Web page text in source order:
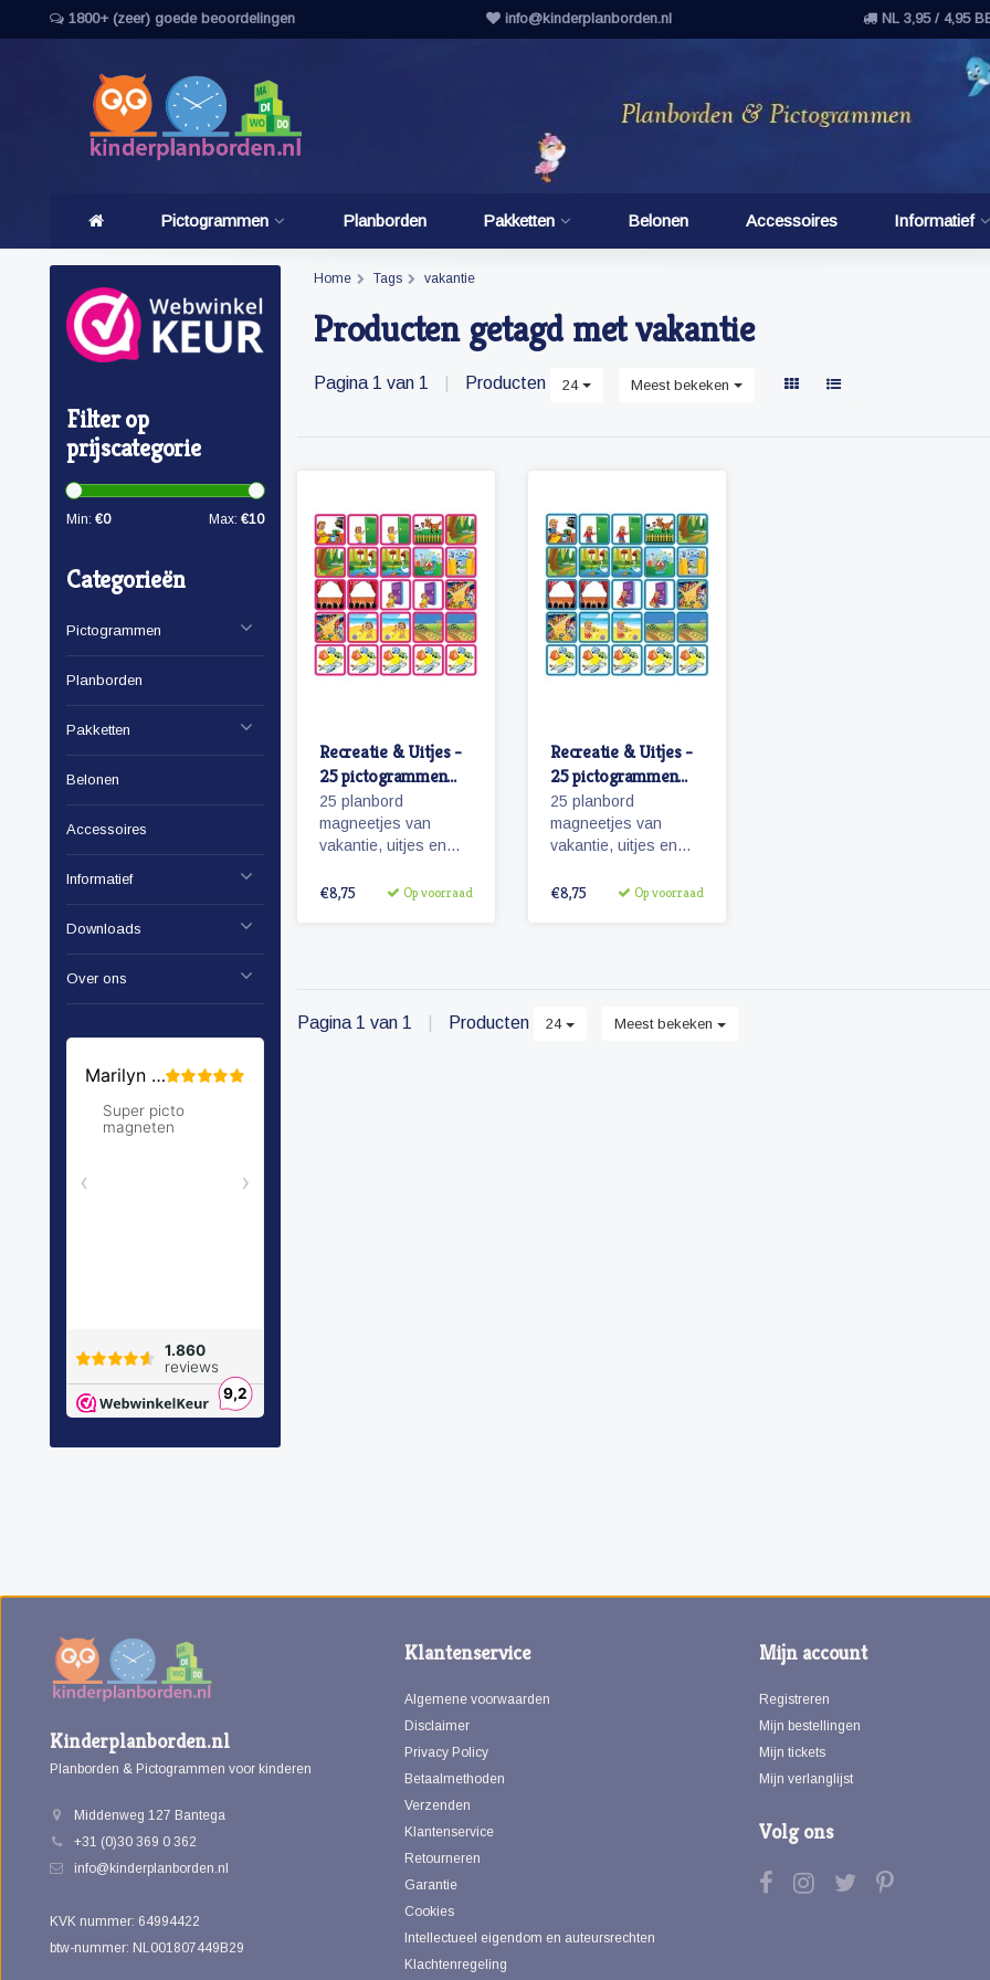
1800+ (zeer) goede beoordelingen info@kinderplanborden.nl NL 3,95 / 4,95
Pictogrammen Planborden Pakketten Belonen Accessoires Informatief
Filter op
prijscategorie
Min: €0 Max: €10
Categorieën
Pictogrammen
Planborden
Pakketten
Belonen
Accessoires
Informatief
Downloads
Over ons
Home Tags vakantie
Producten getagd met vakantie
Pagina 1 van 1 Producten 24 Meest bekeken
Recreatie & Uitjes -
25 pictogrammen
(meisje)
25 planbord
magneetjes van
vakantie, uitjes en
Aantrekkelijk en
€8,75 Op voorraad
Recreatie & Uitjes -
25 pictogrammen
(jongen)
25 planbord
magneetjes van
vakantie, uitjes en
Aantrekkelijk en
€8,75 Op voorraad
Pagina 1 van 1 Producten 24 Meest bekeken
Kinderplanborden.nl
Planborden & Pictogrammen voor kinderen
Middenweg 127 Bantega
+31 (0)30 369 0 362
info@kinderplanborden.nl
KVK nummer: 64994422
btw-nummer: NL001807449B29
Klantenservice
Algemene voorwaarden
Disclaimer
Privacy Policy
Betaalmethoden
Verzenden
Klantenservice
Retourneren
Garantie
Cookies
Intellectueel eigendom en auteursrechten
Klachtenregeling
Mijn account
Registreren
Mijn bestellingen
Mijn tickets
Mijn verlanglijst
Volg ons